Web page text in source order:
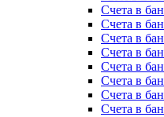
Счета в
Счета в
Счета в
Счета в
Счета в
Счета в
Счета в
Счета в